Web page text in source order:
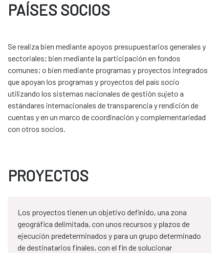
PAÍSES SOCIOS
Se realiza bien mediante apoyos presupuestarios generales y
sectoriales; bien mediante la participación en fondos
comunes; o bien mediante programas y proyectos integrados
que apoyan los programas y proyectos del país socio
utilizando los sistemas nacionales de gestión sujeto a
estándares internacionales de transparencia y rendición de
cuentas y en un marco de coordinación y complementariedad
con otros socios.
PROYECTOS
Los proyectos tienen un objetivo definido, una zona
geográfica delimitada, con unos recursos y plazos de
ejecución predeterminados y para un grupo determinado
de destinatarios finales, con el fin de solucionar